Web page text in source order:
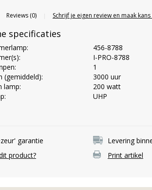
Reviews (0) Schrijf je eigen review en maak
specificaties
456-8788
I-PRO-8788
1
(gemiddeld):
3000 uur
lamp:
200 watt
UHP
garantie
Levering
product?
Print artikel